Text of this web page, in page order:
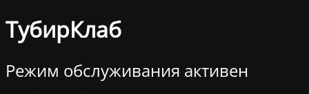
ТубирКлаб
Режим обслуживания активен